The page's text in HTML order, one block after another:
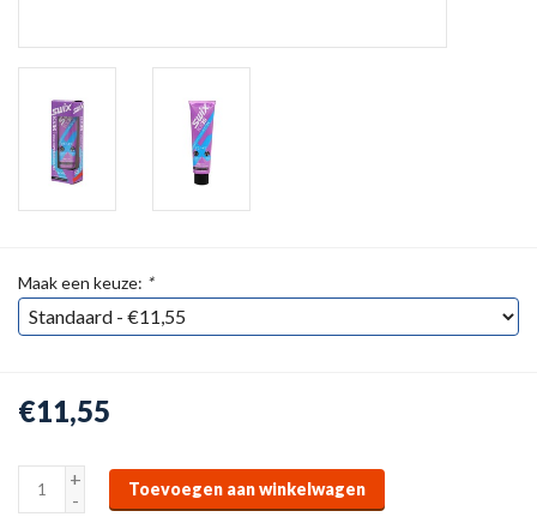
Maak een keuze: *
€11,55
+
-
Toevoegen aan winkelwagen